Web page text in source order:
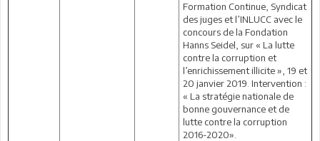
Formation Continue, Syndicat
des juges et l’INLUCC avec le
concours de la Fondation
Hanns Seidel, sur « La lutte
contre la corruption et
l’enrichissement illicite », 19 et
20 janvier 2019. Intervention :
« La stratégie nationale de
bonne gouvernance et de
lutte contre la corruption
2016-2020».